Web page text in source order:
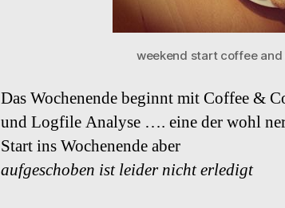
weekend start coffee and
Das Wochenende beginnt mit Coffee &
und Logfile Analyse …. eine der wohl
Start ins Wochenende aber
aufgeschoben ist leider nicht erledigt